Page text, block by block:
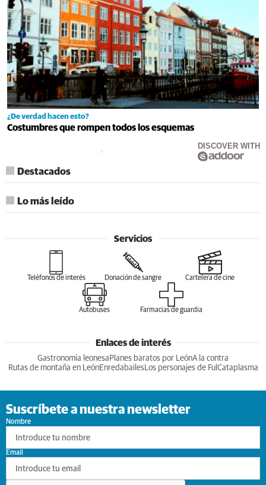
¿De verdad hacen esto?
Costumbres que rompen todos los esquemas
DISCOVER WITH
Destacados
Lo más leído
Servicios
Teléfonos de interés Donación de sangre Cartelera de cine
Autobuses Farmacias de guardia
Enlaces de interés
Gastronomia leonesa Planes baratos por LeónA la contra
Rutas de montaña en LeónEnredabailesLos personajes de Ful Cataplasma
Suscríbete a nuestra newsletter
Nombre
Email